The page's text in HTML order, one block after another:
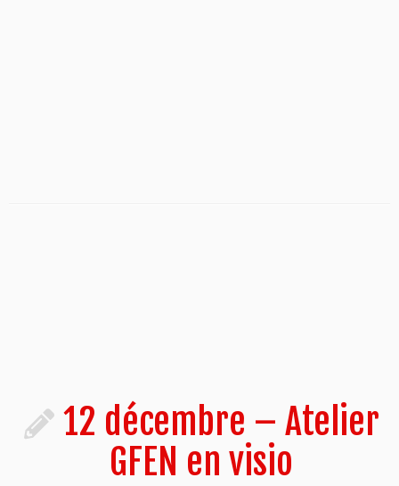
12 décembre – Atelier
GFEN en visio